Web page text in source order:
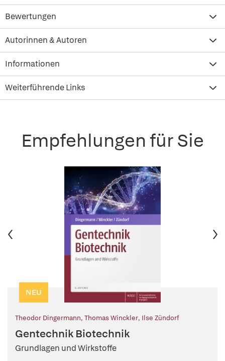
Bewertungen
Autorinnen & Autoren
Informationen
Weiterführende Links
Empfehlungen für Sie
NEU
Theodor Dingermann, Thomas Winckler, Ilse Zündorf
Gentechnik Biotechnik
Grundlagen und Wirkstoffe